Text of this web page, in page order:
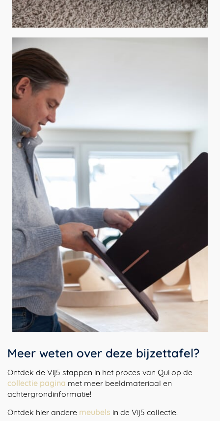
Meer weten over deze bijzettafel?
Ontdek de Vij5 stappen in het proces van Qui op de
collectie pagina met meer beeldmateriaal en
achtergrondinformatie!
Ontdek hier andere meubels in de Vij5 collectie.